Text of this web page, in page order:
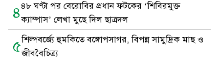
৪৪৮ ঘণ্টা পর বেরোবির প্রধান ফটকের ‘শিবিরমুক্ত
ক্যাম্পাস’ লেখা মুছে দিল ছাত্রদল
৫শিল্পবর্জ্যে হুমকিতে বঙ্গোপসাগর, বিপন্ন সামুদ্রিক মাছ ও
জীববৈচিত্র্য